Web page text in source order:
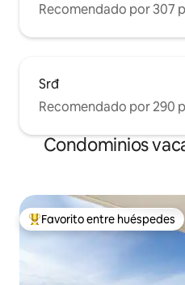
Recomendado por 307
Srđ
Recomendado por 290
Condominios
Favorito entre huéspedes
Favorito entre huéspedes